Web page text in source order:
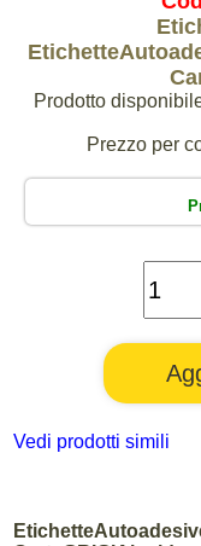
Prodotto
Prezzo per
Vedi prodotti simili